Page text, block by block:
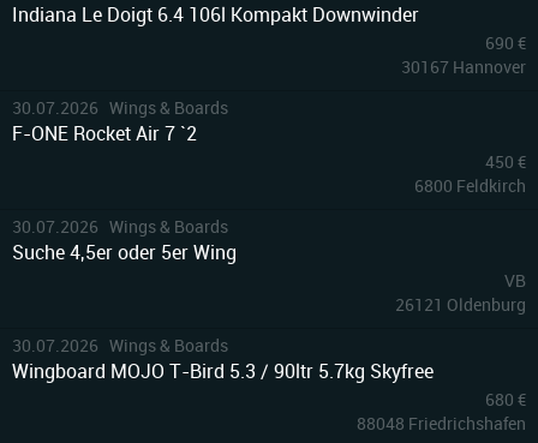
Indiana Le Doigt 6.4 106l Kompakt Downwinder
690 €
30167 Hannover
30.07.2026 Wings & Boards
F-ONE Rocket Air 7 `2
450 €
6800 Feldkirch
30.07.2026 Wings & Boards
Suche 4,5er oder 5er Wing
VB
26121 Oldenburg
30.07.2026 Wings & Boards
Wingboard MOJO T-Bird 5.3 / 90ltr 5.7kg Skyfree
680 €
88048 Friedrichshafen